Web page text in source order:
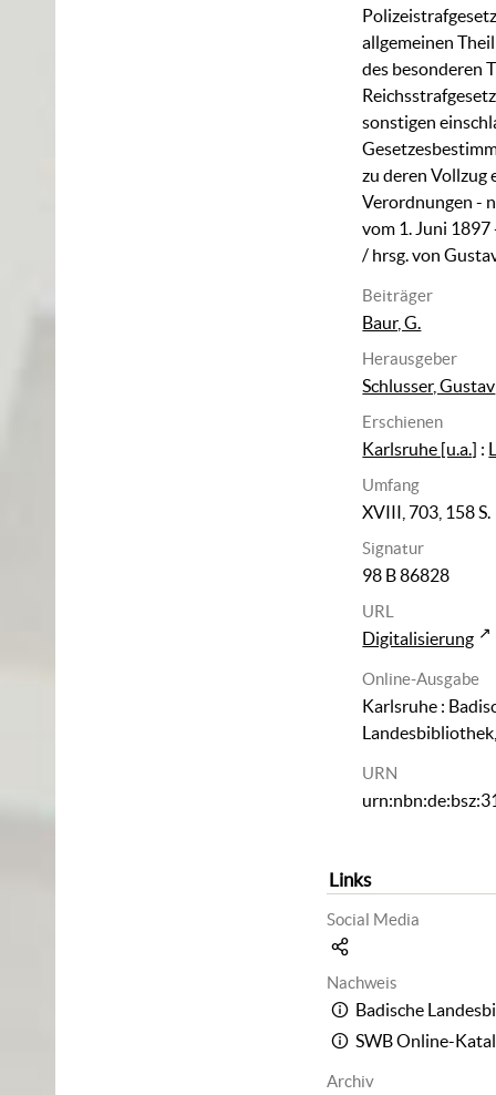
allgemeinen
des besonderen
sonstigen
zu deren Vollzug
Verordnungen -
vom 1. Juni
/ hrsg. von
Beiträger
Baur, G.
Herausgeber
Schlusser, Gustav
Erschienen
Karlsruhe [u.a.] :
Umfang
XVIII, 703, 158 S.
Signatur
98 B 86828
URL
Digitalisierung
Online-Ausgabe
Karlsruhe :
URN
Links
Social Media
Nachweis
Badische
SWB Online-
Archiv